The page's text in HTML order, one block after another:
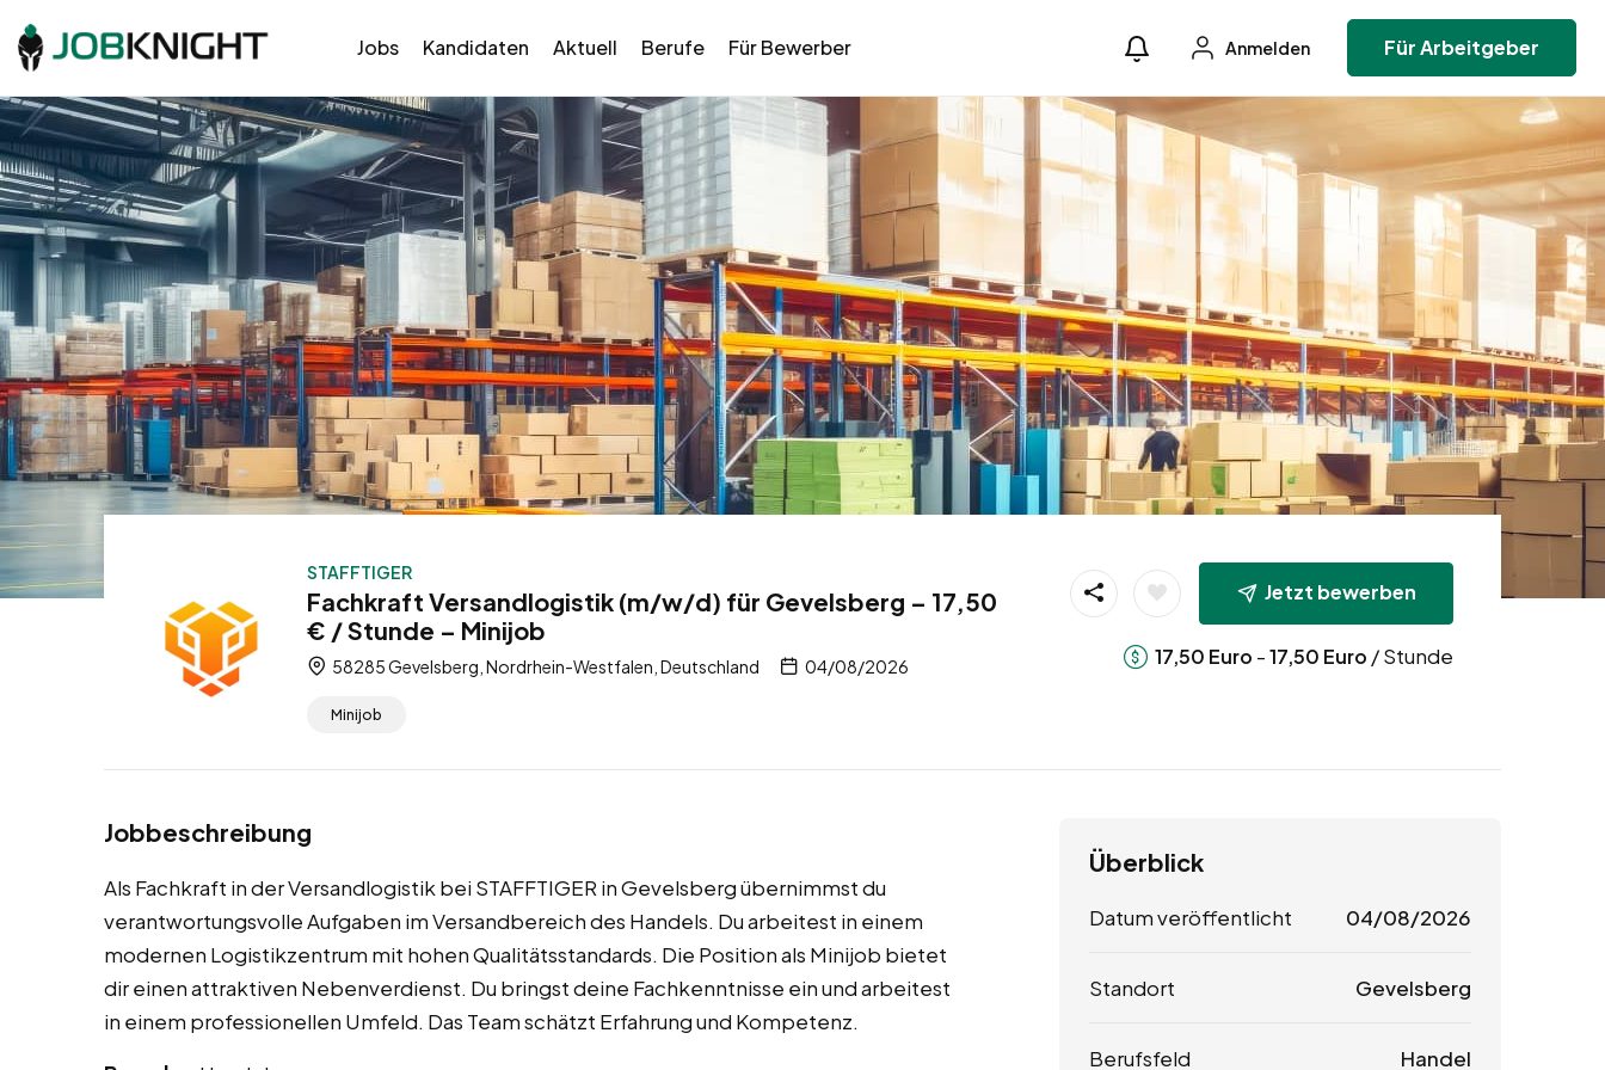
Jobs Kandidaten Aktuell Berufe Für Bewerber Anmelden Für Arbeitgeber
STAFFTIGER
Fachkraft Versandlogistik (m/w/d) für Gevelsberg – 17,50
€ / Stunde – Minijob
58285 Gevelsberg, Nordrhein-Westfalen, Deutschland 04/08/2026
Minijob
Jetzt bewerben
17,50 Euro -17,50 Euro / Stunde
Jobbeschreibung
Als Fachkraft in der Versandlogistik bei STAFFTIGER in Gevelsberg übernimmst du
verantwortungsvolle Aufgaben im Versandbereich des Handels. Du arbeitest in einem
modernen Logistikzentrum mit hohen Qualitätsstandards. Die Position als Minijob bietet
dir einen attraktiven Nebenverdienst. Du bringst deine Fachkenntnisse ein und arbeitest
in einem professionellen Umfeld. Das Team schätzt Erfahrung und Kompetenz.
Überblick
Datum veröffentlicht 04/08/2026
Standort Gevelsberg
Berufsfeld Handel